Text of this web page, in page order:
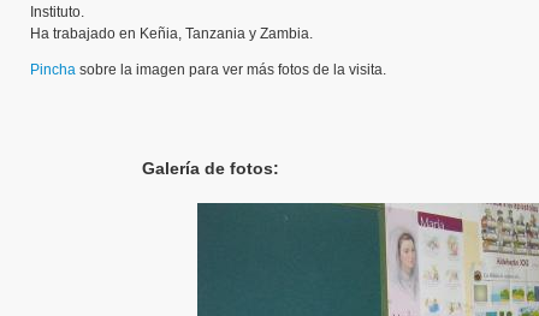
Instituto.
Ha trabajado en Keñia, Tanzania y Zambia.
Pincha sobre la imagen para ver más fotos de la visita.
Galería de fotos: